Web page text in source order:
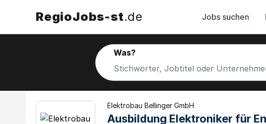
RegioJobs-st.de Jobs suchen
Was?
Elektrobau Bellinger GmbH
Ausbildung Elektroniker für